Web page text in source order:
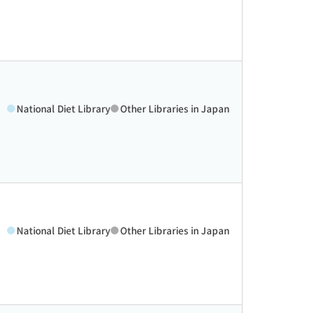
National Diet Library Other Libraries in Japan
National Diet Library Other Libraries in Japan